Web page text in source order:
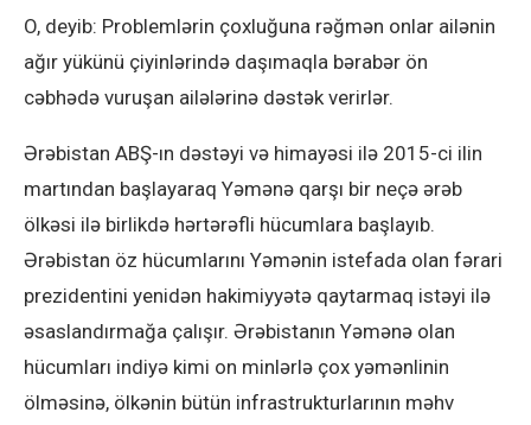
O, deyib: Problemlərin çoxluğuna rəğmən onlar ailənin
ağır yükünü çiyinlərində daşımaqla bərabər ön
cəbhədə vuruşan ailələrinə dəstək verirlər.
Ərəbistan ABŞ-ın dəstəyi və himayəsi ilə 2015-ci ilin
martından başlayaraq Yəmənə qarşı bir neçə ərəb
ölkəsi ilə birlikdə hərtərəfli hücumlara başlayıb.
Ərəbistan öz hücumlarını Yəmənin istefada olan fərari
prezidentini yenidən hakimiyyətə qaytarmaq istəyi ilə
əsaslandırmağa çalışır. Ərəbistanın Yəmənə olan
hücumları indiyə kimi on minlərlə çox yəmənlinin
ölməsinə, ölkənin bütün infrastrukturlarının məhv